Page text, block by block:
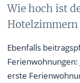
Wie hoch ist
Ebenfalls
erste